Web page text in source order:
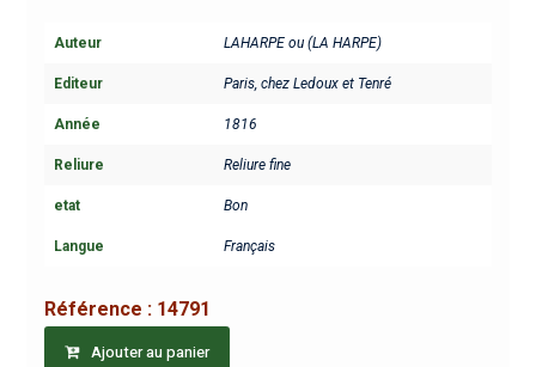
Auteur LAHARPE ou (LA HARPE)
Editeur Paris, chez Ledoux et Tenré
Année 1816
Reliure Reliure fine
etat Bon
Langue Français
Référence : 14791
Ajouter au panier